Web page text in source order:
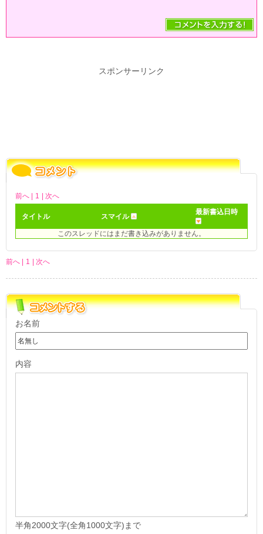
スポンサーリンク
前へ | 1 | 次へ
タイトル スマイル
最新書込日時
このスレッドにはまだ書き込みがありません。
前へ | 1 | 次へ
お名前
内容
半角2000文字(全角1000文字)まで